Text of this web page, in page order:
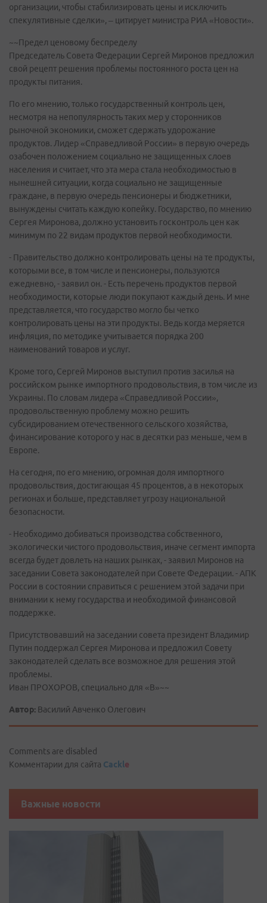
организации, чтобы стабилизировать цены и исключить
спекулятивные сделки», – цитирует министра РИА «Новости».
~~Предел ценовому беспределу
Председатель Совета Федерации Сергей Миронов предложил
свой рецепт решения проблемы постоянного роста цен на
продукты питания.
По его мнению, только государственный контроль цен,
несмотря на непопулярность таких мер у сторонников
рыночной экономики, сможет сдержать удорожание
продуктов. Лидер «Справедливой России» в первую очередь
озабочен положением социально не защищенных слоев
населения и считает, что эта мера стала необходимостью в
нынешней ситуации, когда социально не защищенные
граждане, в первую очередь пенсионеры и бюджетники,
вынуждены считать каждую копейку. Государство, по мнению
Сергея Миронова, должно установить госконтроль цен как
минимум по 22 видам продуктов первой необходимости.
- Правительство должно контролировать цены на те продукты,
которыми все, в том числе и пенсионеры, пользуются
ежедневно, - заявил он. - Есть перечень продуктов первой
необходимости, которые люди покупают каждый день. И мне
представляется, что государство могло бы четко
контролировать цены на эти продукты. Ведь когда меряется
инфляция, по методике учитывается порядка 200
наименований товаров и услуг.
Кроме того, Сергей Миронов выступил против засилья на
российском рынке импортного продовольствия, в том числе из
Украины. По словам лидера «Справедливой России»,
продовольственную проблему можно решить
субсидированием отечественного сельского хозяйства,
финансирование которого у нас в десятки раз меньше, чем в
Европе.
На сегодня, по его мнению, огромная доля импортного
продовольствия, достигающая 45 процентов, а в некоторых
регионах и больше, представляет угрозу национальной
безопасности.
- Необходимо добиваться производства собственного,
экологически чистого продовольствия, иначе сегмент импорта
всегда будет довлеть на наших рынках, - заявил Миронов на
заседании Совета законодателей при Совете Федерации. - АПК
России в состоянии справиться с решением этой задачи при
внимании к нему государства и необходимой финансовой
поддержке.
Присутствовавший на заседании совета президент Владимир
Путин поддержал Сергея Миронова и предложил Совету
законодателей сделать все возможное для решения этой
проблемы.
Иван ПРОХОРОВ, специально для «В»~~
Автор: Василий Авченко Олегович
Comments are disabled
Комментарии для сайта Cackle
Важные новости